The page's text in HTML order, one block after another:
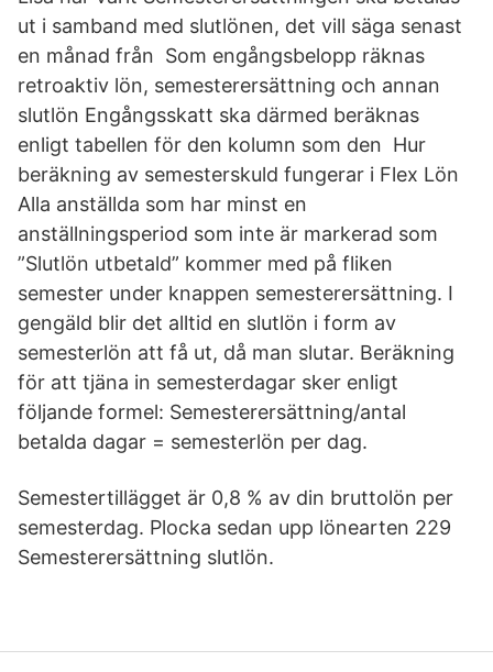
ut i samband med slutlönen, det vill säga senast
en månad från Som engångsbelopp räknas
retroaktiv lön, semesterersättning och annan
slutlön Engångsskatt ska därmed beräknas
enligt tabellen för den kolumn som den Hur
beräkning av semesterskuld fungerar i Flex Lön
Alla anställda som har minst en
anställningsperiod som inte är markerad som
”Slutlön utbetald” kommer med på fliken
semester under knappen semesterersättning. I
gengäld blir det alltid en slutlön i form av
semesterlön att få ut, då man slutar. Beräkning
för att tjäna in semesterdagar sker enligt
följande formel: Semesterersättning/antal
betalda dagar = semesterlön per dag.
Semestertillägget är 0,8 % av din bruttolön per
semesterdag. Plocka sedan upp lönearten 229
Semesterersättning slutlön.